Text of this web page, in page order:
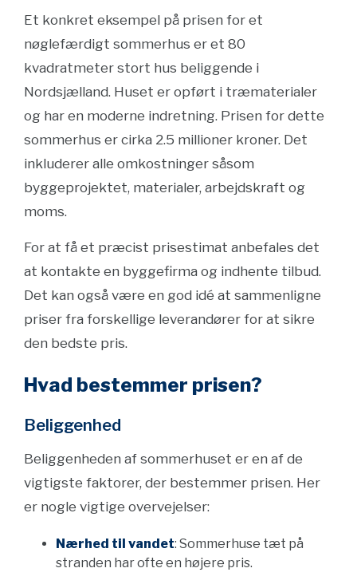
Et konkret eksempel på prisen for et
nøglefærdigt sommerhus er et 80
kvadratmeter stort hus beliggende i
Nordsjælland. Huset er opført i træmaterialer
og har en moderne indretning. Prisen for dette
sommerhus er cirka 2.5 millioner kroner. Det
inkluderer alle omkostninger såsom
byggeprojektet, materialer, arbejdskraft og
moms.
For at få et præcist prisestimat anbefales det
at kontakte en byggefirma og indhente tilbud.
Det kan også være en god idé at sammenligne
priser fra forskellige leverandører for at sikre
den bedste pris.
Hvad bestemmer prisen?
Beliggenhed
Beliggenheden af sommerhuset er en af de
vigtigste faktorer, der bestemmer prisen. Her
er nogle vigtige overvejelser:
Nærhed til vandet: Sommerhuse tæt på
stranden har ofte en højere pris.